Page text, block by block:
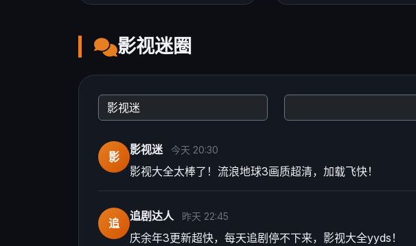
影视迷圈
影
影视迷 今天 20:30
影视大全太棒了！流浪地球3画质超清，加载飞快！
追
追剧达人 昨天 22:45
庆余年3更新超快，每天追剧停不下来，影视大全yyds！